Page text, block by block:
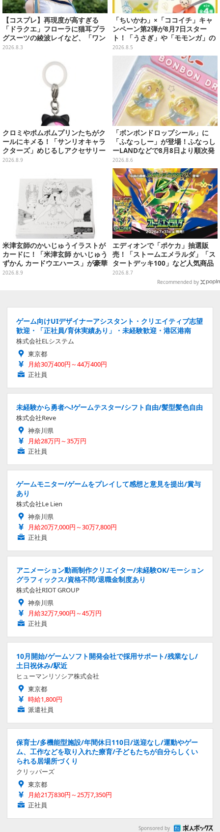
【コスプレ】再現度が高すぎる
「ドラクエ」フローラに猫耳プラ
グスーツの綾波レイなど、「ワン
フェス」に集結した美女レイヤー
2026.8.3
「ちいかわ」×「ココイチ」キャ
ンペーン第2弾が8月7日スター
ト！「うさぎ」や「モモンガ」の
スプーン置きをGETしよう
2026.8.5
クロミやポムポムプリンたちがク
ールにキメる！「サンリオキャラ
クターズ」めじるしアクセサリー
がガシャポン展開
2026.8.9
「ボンボンドロップシール」に
「ふなっしー」が登場！ふなっし
ーLANDなどで8月8日より順次発
売
2026.8.6
米津玄師のかいじゅうイラストが
カードに！「米津玄師 かいじゅう
ずかん カードウエハース」が豪華
ラインナップ
2026.8.9
エディオンで「ポケカ」抽選販
売！「ストームエメラルダ」「ス
タートデッキ100」など人気商品
が対象
2026.8.7
Recommended by
ゲーム向けUIデザイナーアシスタント・クリエイティブ志望
歓迎・「正社員/育休実績あり」・未経験歓迎・港区港南
株式会社ELシステム
東京都
月給30万400円～44万400円
正社員
未経験から勇者へ!ゲームテスター/シフト自由/髪型髪色自由
株式会社Reve
神奈川県
月給28万円～35万円
正社員
ゲームモニター/ゲームをプレイして感想と意見を提出/賞与
あり
株式会社Le Lien
神奈川県
月給20万7,000円～30万7,800円
正社員
アニメーション動画制作クリエイター/未経験OK/モーション
グラフィックス/資格不問/退職金制度あり
株式会社RIOT GROUP
神奈川県
月給32万7,900円～45万円
正社員
10月開始/ゲームソフト開発会社で採用サポート/残業なし/
土日祝休み/駅近
ヒューマンリソシア株式会社
東京都
時給1,800円
派遣社員
保育士/多機能型施設/年間休日110日/送迎なし/運動やゲー
ム、工作などを取り入れた療育/子どもたちが自分らしくい
られる居場所づくり
クリッパーズ
東京都
月給21万830円～25万7,350円
正社員
Sponsored by